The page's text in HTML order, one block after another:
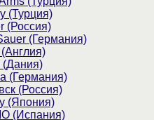
(Турция)
(Россия)
(Германия)
(Дания)
(Германия)
(Россия)
(Япония)
(Испания)